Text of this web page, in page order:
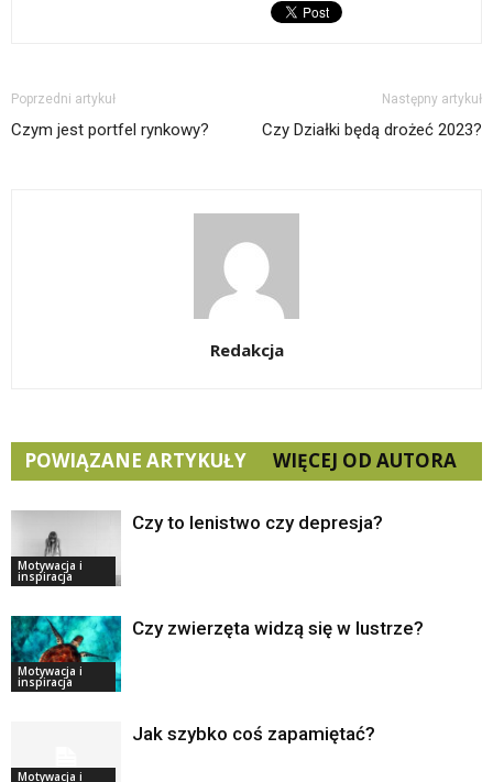
Poprzedni artykuł
Czym jest portfel rynkowy?
Następny artykuł
Czy Działki będą drożeć 2023?
Redakcja
POWIĄZANE ARTYKUŁY WIĘCEJ OD AUTORA
Motywacja i
inspiracja
Czy to lenistwo czy depresja?
Motywacja i
inspiracja
Czy zwierzęta widzą się w lustrze?
Motywacja i
Jak szybko coś zapamiętać?